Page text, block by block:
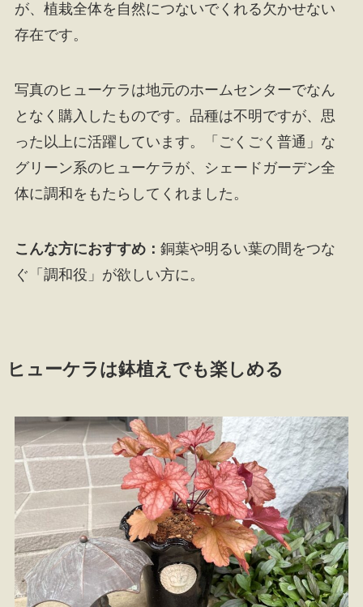
が、植栽全体を自然につないでくれる欠かせない
存在です。
写真のヒューケラは地元のホームセンターでなん
となく購入したものです。品種は不明ですが、思
った以上に活躍しています。「ごくごく普通」な
グリーン系のヒューケラが、シェードガーデン全
体に調和をもたらしてくれました。
こんな方におすすめ： 銅葉や明るい葉の間をつな
ぐ「調和役」が欲しい方に。
ヒューケラは鉢植えでも楽しめる